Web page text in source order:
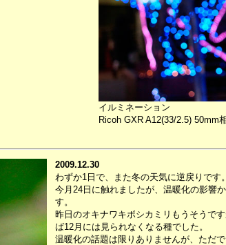
イルミネーション
Ricoh GXR A12(33/2.5) 50mm
2009.12.30
わずか1日で、また冬の天気に逆戻りです
今月24日に触れましたが、温暖化の影響
す。
昨日のオキナワキボシカミリもうそうで
ば12月には見られなくなる種でした。
温暖化の話題は限りありませんが、ただ